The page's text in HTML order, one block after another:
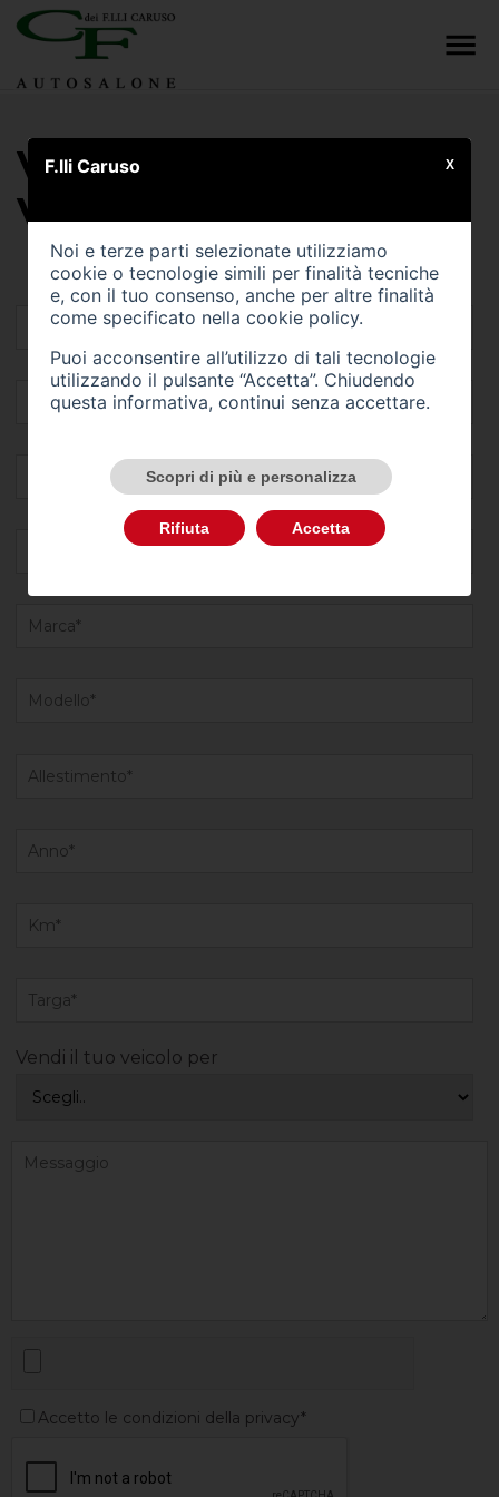
VALUTA IL TUO
VEICOLO
Vendi il tuo veicolo per
Accetto le condizioni della privacy*
F.lli Caruso
Noi e terze parti selezionate utilizziamo
cookie o tecnologie simili per finalità tecniche
e, con il tuo consenso, anche per altre finalità
come specificato nella cookie policy.
Puoi acconsentire all’utilizzo di tali tecnologie
utilizzando il pulsante “Accetta”. Chiudendo
questa informativa, continui senza accettare.
Scopri di più e personalizza
Rifiuta Accetta
X